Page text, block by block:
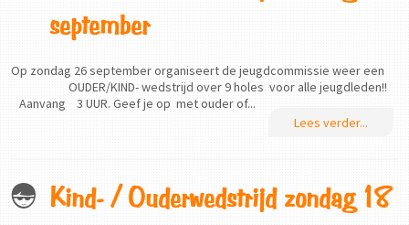
september
Op zondag 26 september organiseert de jeugdcommissie weer een
OUDER/KIND- wedstrijd over 9 holes voor alle jeugdleden!!
Aanvang 3 UUR. Geef je op met ouder of...
Lees verder...
Kind- / Ouderwedstrijd zondag 18